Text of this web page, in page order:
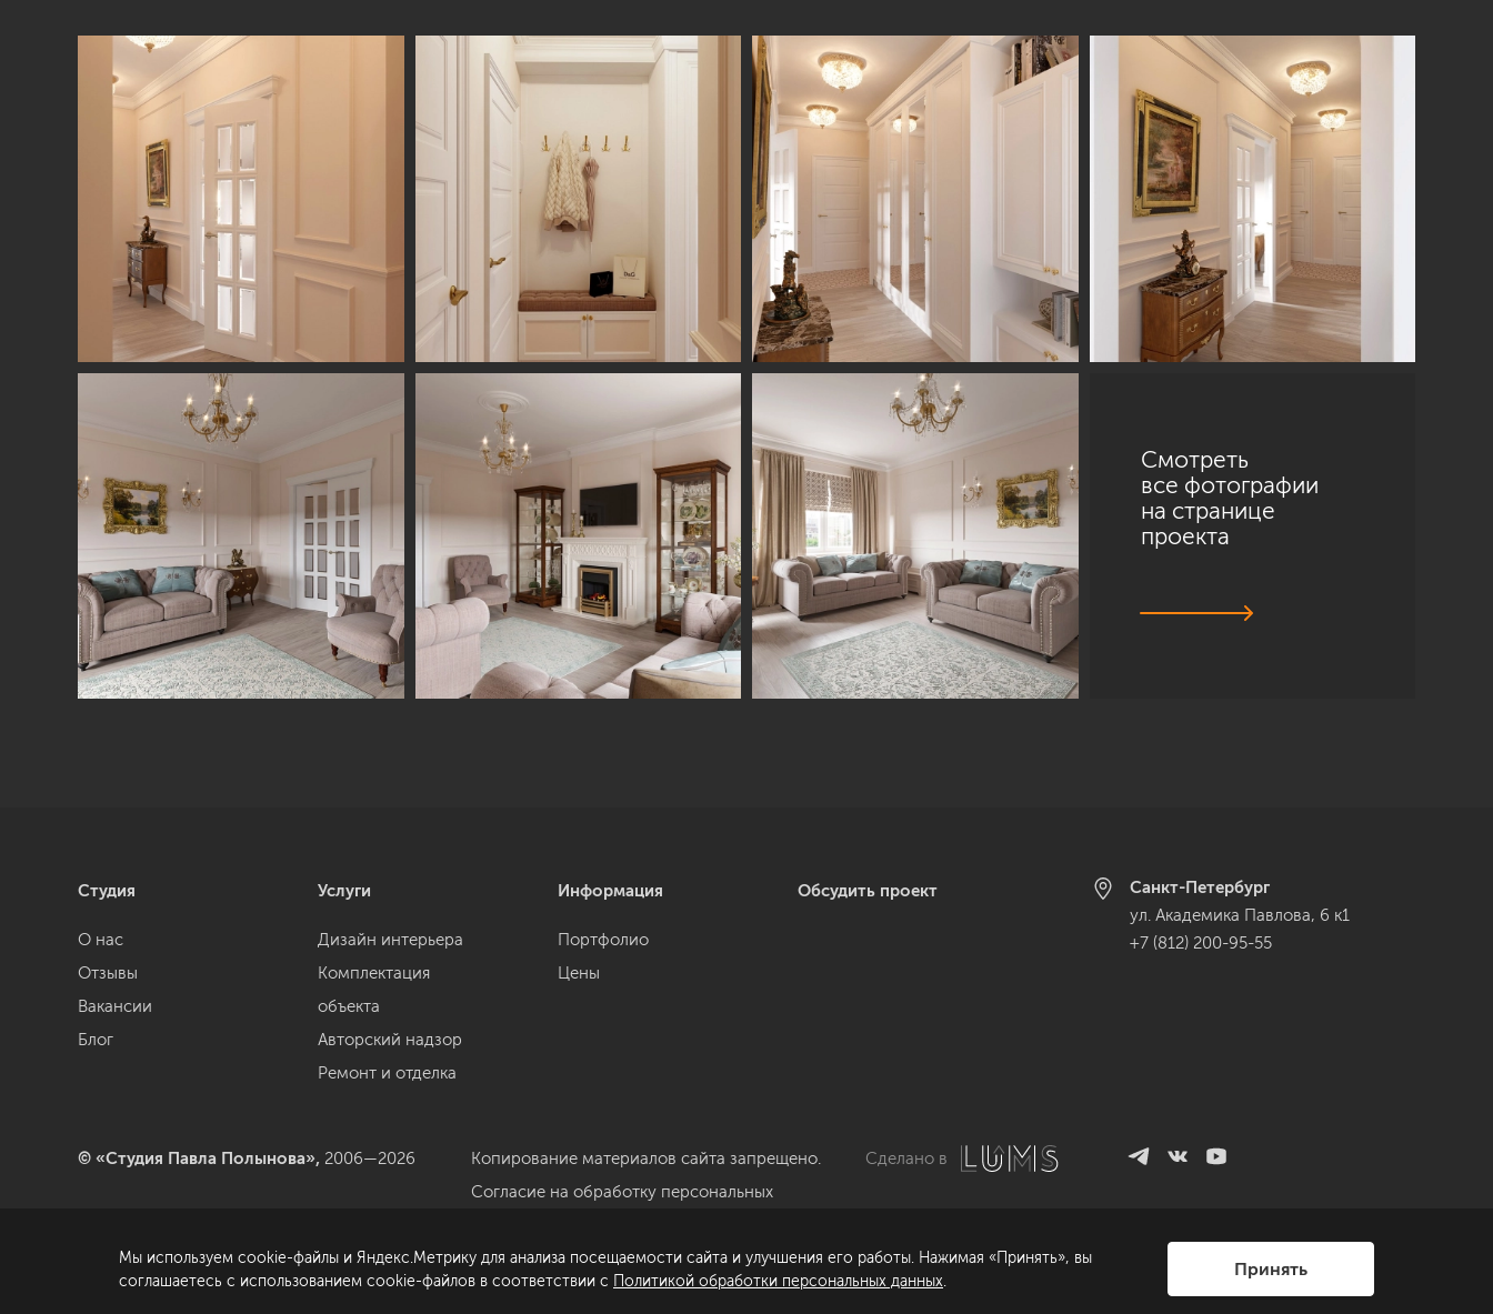
Смотреть
все фотографии
на странице
проекта
Студия
О нас
Отзывы
Вакансии
Блог
Услуги
Дизайн интерьера
Комплектация
объекта
Авторский надзор
Ремонт и отделка
Информация
Портфолио
Цены
Обсудить проект
Санкт-Петербург
ул. Академика Павлова, 6 к1
+7 (812) 200-95-55
© «Студия Павла Полынова», 2006—2026
Копирование материалов сайта запрещено.
Согласие на обработку персональных
Политика обработки персональных данных
Сделано в
Мы используем cookie-файлы и Яндекс.Метрику для анализа посещаемости сайта и улучшения его работы. Нажимая «Принять», вы
соглашаетесь с использованием cookie-файлов в соответствии с Политикой обработки персональных данных.
Принять